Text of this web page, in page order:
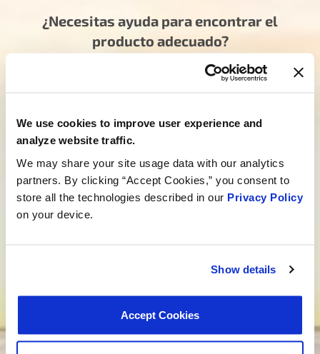
We use cookies to improve user experience and
analyze website traffic.
We may share your site usage data with our analytics
partners. By clicking “Accept Cookies,” you consent to
store all the technologies described in our Privacy Policy
on your device.
Show details
Accept Cookies
¿Necesitas ayuda para encontrar el
producto adecuado?
Nuestro equipo especializado está aquí para
encontrar el producto ideal para tu necesidad. Tu
viaje para experimentar MEJOR empieza aquí.
Habla con un especialista de MotoRad
¿Buscas un desarrollo a medida?
No nos limitamos a los productos, sino que creamos
nuevo proyecto? Haz clic a continuación y
Queremos ser tu proveedor